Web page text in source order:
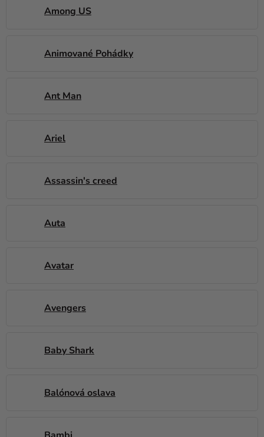
Among US
Animované Pohádky
Ant Man
Ariel
Assassin's creed
Auta
Avatar
Avengers
Baby Shark
Balónová oslava